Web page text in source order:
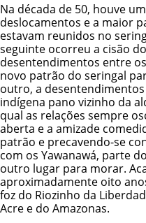
Na década de 50, houve
deslocamentos e a maior
estavam reunidos no
seguinte ocorreu a cisão
desentendimentos entre
novo patrão do seringal
outro, a
indígena pano vizinho da
qual as relações sempre
aberta e a amizade
patrão e precavendo-se
com os Yawanawá, parte
outro lugar para morar.
aproximadamente oito
foz do Riozinho da
Acre e do Amazonas.